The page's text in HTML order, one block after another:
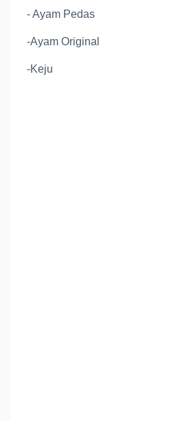
- Ayam Pedas
-Ayam Original
-Keju